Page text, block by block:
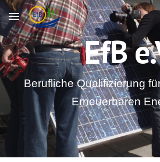
Skip to main content
EfB
Berufliche Qualifizierung
Erneuerbaren